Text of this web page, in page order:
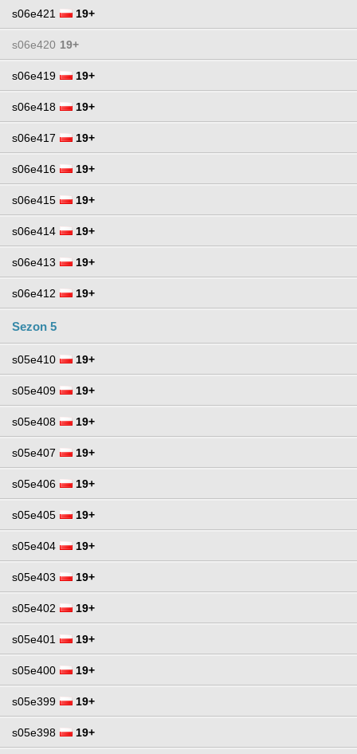
s06e421 19+
s06e420 19+
s06e419 19+
s06e418 19+
s06e417 19+
s06e416 19+
s06e415 19+
s06e414 19+
s06e413 19+
s06e412 19+
Sezon 5
s05e410 19+
s05e409 19+
s05e408 19+
s05e407 19+
s05e406 19+
s05e405 19+
s05e404 19+
s05e403 19+
s05e402 19+
s05e401 19+
s05e400 19+
s05e399 19+
s05e398 19+